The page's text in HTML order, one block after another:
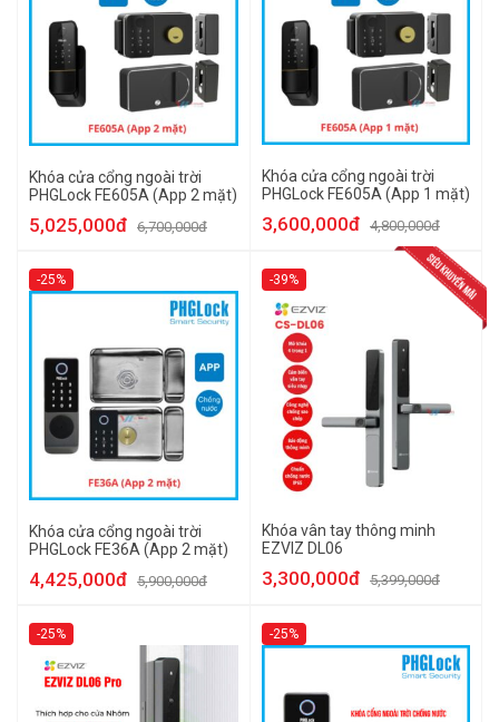
Khóa cửa cổng ngoài trời
PHGLock FE605A (App 2 mặt)
5,025,000đ 6,700,000đ
Khóa cửa cổng ngoài trời
PHGLock FE605A (App 1 mặt)
3,600,000đ 4,800,000đ
-25%
Khóa cửa cổng ngoài trời
PHGLock FE36A (App 2 mặt)
4,425,000đ 5,900,000đ
-39%
Khóa vân tay thông minh
EZVIZ DL06
3,300,000đ 5,399,000đ
-25% -25%